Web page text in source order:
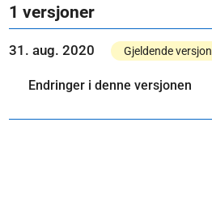
1 versjoner
31. aug. 2020 Gjeldende versjon
Endringer i denne versjonen